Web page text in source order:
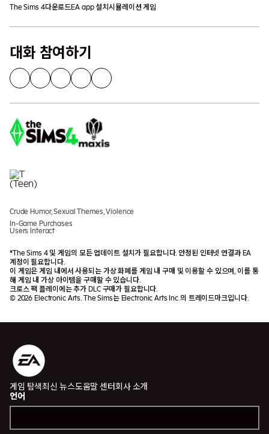
The Sims 4다운로드 EA app 설치시뮬레이션 게임
대화 참여하기
Crude Humor, Sexual Themes, Violence
In-Game Purchases
Users Interact
*The Sims 4 및 게임의 모든 업데이트 설치가 필요합니다. 안정된 인터넷 연결과 EA
계정이 필요합니다.
이 게임은 게임 내에서 사용되는 가상 화폐를 게임 내 구매 및 이용할 수 있으며, 이를 통
해 게임 내 가상 아이템을 구매할 수 있습니다.
크로스 팩 플레이에는 추가 DLC 구매가 필요합니다.
© 2026 Electronic Arts. The Sims는 Electronic Arts Inc.의 트레이드마크입니다.
게임 탐색최신 뉴스도움말 센터 회사 소개
언어